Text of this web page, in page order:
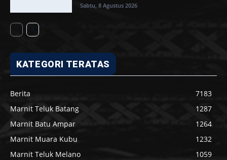
Sabtu, 8 Agustus 2026
KATEGORI TERATAS
Berita
7183
Marnit Teluk Batang
1287
Marnit Batu Ampar
1264
Marnit Muara Kubu
1232
Marnit Teluk Melano
1059